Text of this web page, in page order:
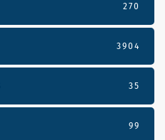
270
3904
35
99